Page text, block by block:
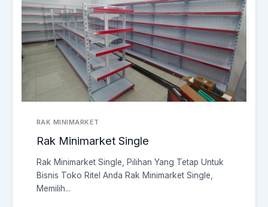
RAK MINIMARKET
Rak Minimarket Single
Rak Minimarket Single, Pilihan Yang Tetap Untuk
Bisnis Toko Ritel Anda Rak Minimarket Single,
Memilih...